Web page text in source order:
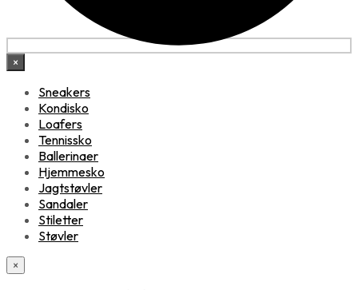
×
Sneakers
Kondisko
Loafers
Tennissko
Ballerinaer
Hjemmesko
Jagtstøvler
Sandaler
Stiletter
Støvler
×